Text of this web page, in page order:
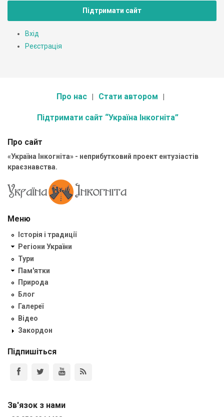
Підтримати сайт
Вхід
Реєстрація
Про нас Стати автором
Підтримати сайт “Україна Інкогніта”
Про сайт
«Україна Інкогніта» - неприбутковий проект ентузіастів
краєзнавства.
Меню
Історія і традиції
Регіони України
Тури
Пам'ятки
Природа
Блог
Галереї
Відео
Закордон
Підпишіться
Зв'язок з нами